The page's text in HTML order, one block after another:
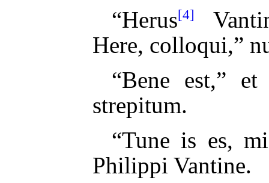
“Herus[4]
Here, colloqui,”
“Bene est,”
strepitum.
“Tune is es,
Philippi Vantine.